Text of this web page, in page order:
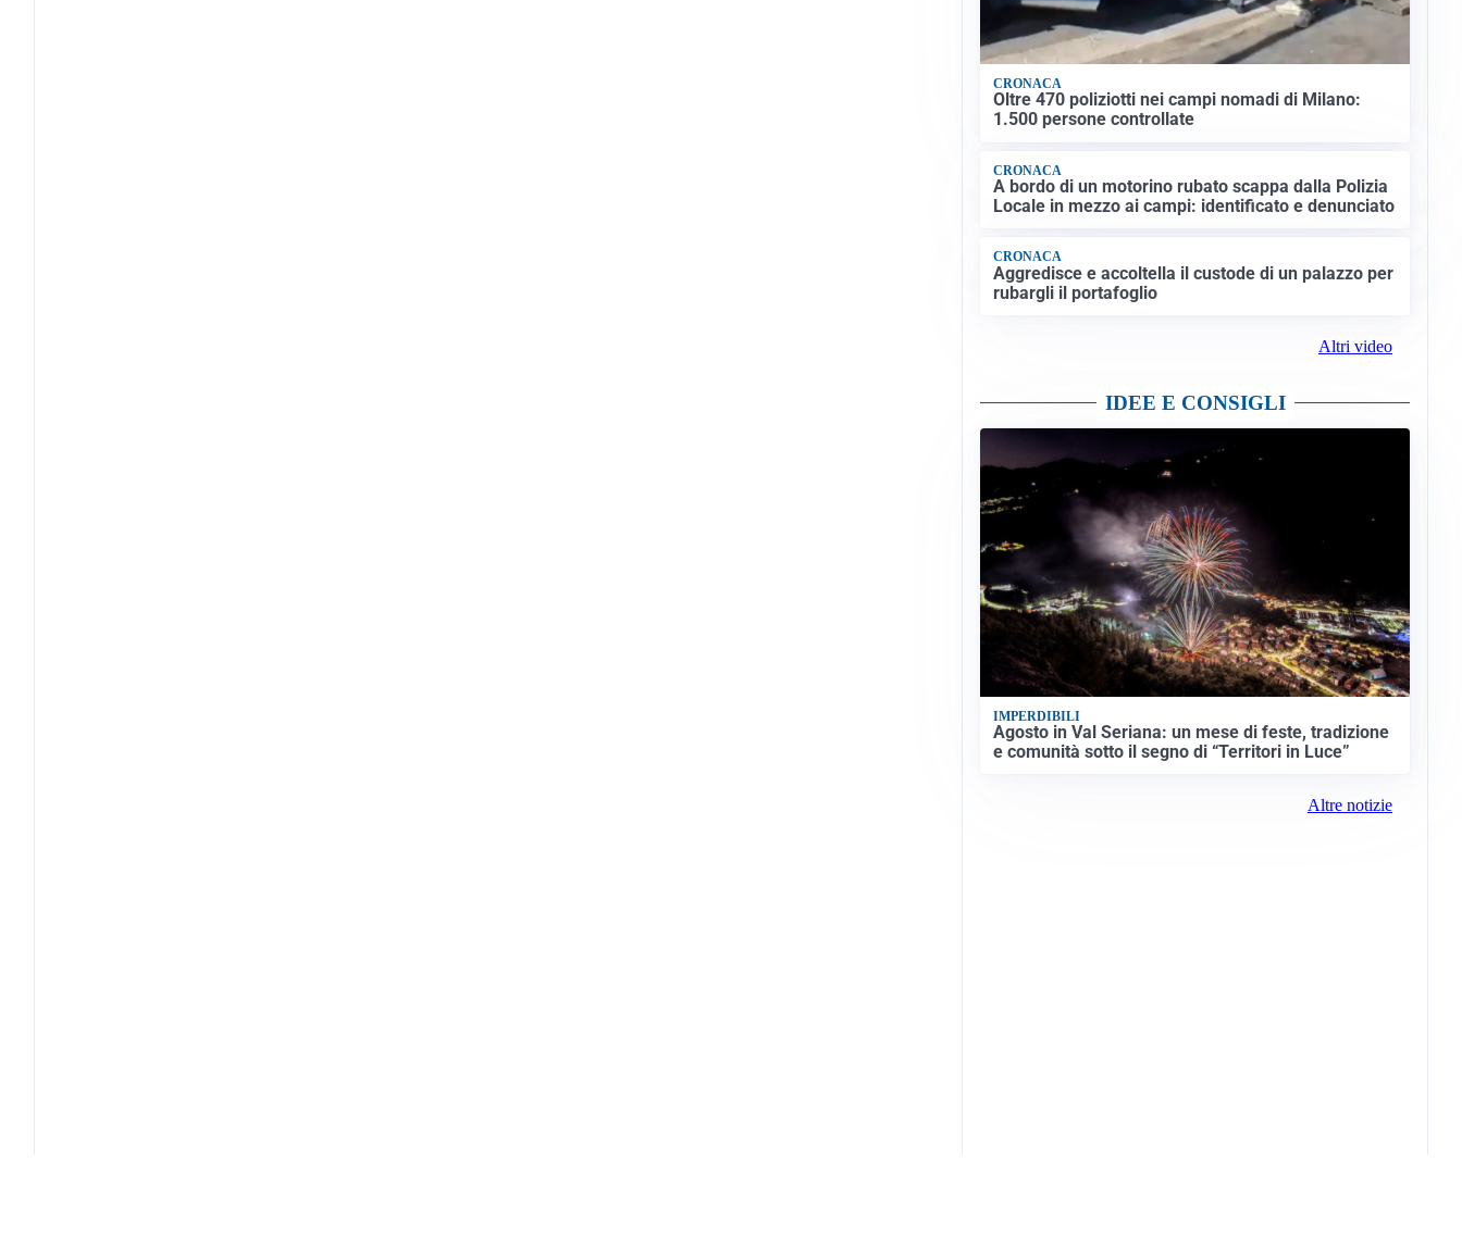
CRONACA
Oltre 470 poliziotti nei campi nomadi di Milano:
1.500 persone controllate
CRONACA
A bordo di un motorino rubato scappa dalla Polizia
Locale in mezzo ai campi: identificato e denunciato
CRONACA
Aggredisce e accoltella il custode di un palazzo per
rubargli il portafoglio
Altri video
IDEE E CONSIGLI
IMPERDIBILI
Agosto in Val Seriana: un mese di feste, tradizione
e comunità sotto il segno di “Territori in Luce”
Altre notizie